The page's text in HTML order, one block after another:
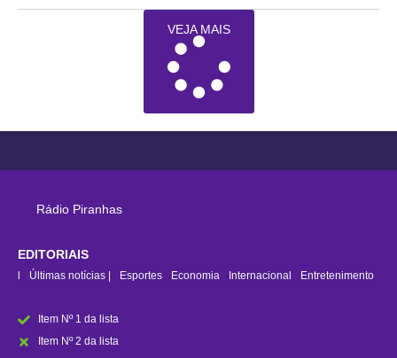
VEJA MAIS
Rádio Piranhas
EDITORIAIS
Últimas notícias | Esportes Economia Internacional Entretenimento
Item Nº 1 da lista
Item Nº 2 da lista